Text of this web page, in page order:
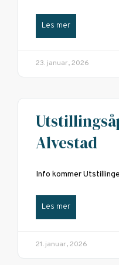
Les mer
23. januar, 2026
Alvestad
Info kommer
Les mer
21. januar, 2026